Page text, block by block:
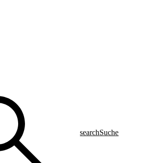
searchSuche